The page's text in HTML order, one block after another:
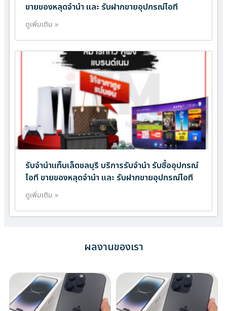
ขายของหลุดจำนำ และ รับฝากขายอุปกรณ์ไอที
ดูเพิ่มเติม »
รับจำนำแท็บเล็ตชลบุรี บริการรับจำนำ รับซื้ออุปกรณ์
ไอที ขายของหลุดจำนำ และ รับฝากขายอุปกรณ์ไอที
ดูเพิ่มเติม »
ผลงานของเรา